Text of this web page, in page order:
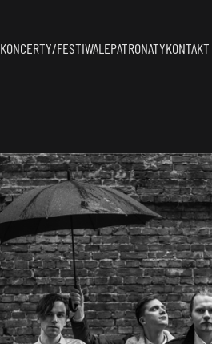
KONCERTY/FESTIWALEPATRONATYKONTAKT